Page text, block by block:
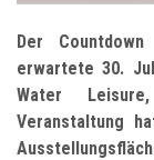
Der
erwartete 30.
Water
Veranstaltung